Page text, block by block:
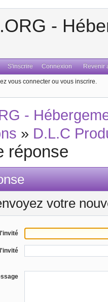
-
S'inscrire Connexion Revenir
vous connecter ou vous inscrire.
-
» D.L.C
réponse
votre